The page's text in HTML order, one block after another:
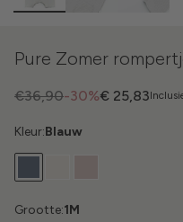
Pure Zomer
-30%
€36,90 € 25,83
Kleur:Blauw
Grootte:1M